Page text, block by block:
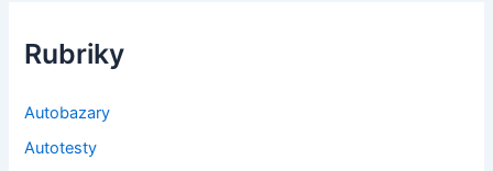
Rubriky
Autobazary
Autotesty